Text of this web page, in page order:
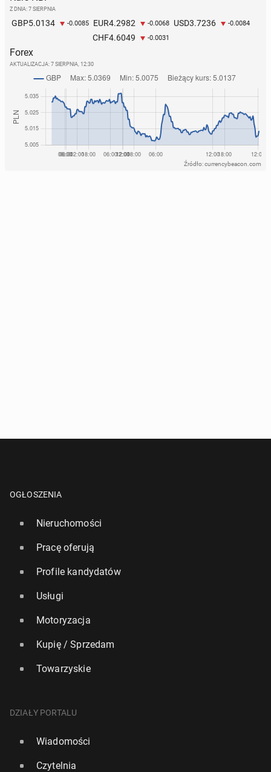
Z DNIA: 7 SIERPNIA
GBP5.0134 -0.0085 EUR4.2982 -0.0068 USD3.7236 -0.0084
CHF4.6049 -0.0031
Forex
AKTUALIZACJA: 7 SIERPNIA, 12:30
Źródło: currencybeacon.com
OGŁOSZENIA
Nieruchomości
Pracę oferują
Profile kandydatów
Usługi
Motoryzacja
Kupię / Sprzedam
Towarzyskie
DZIAŁY PORTALU
Wiadomości
Czytelnia